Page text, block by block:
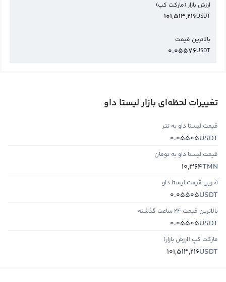
ارزش بازار (مارکت کپ)
USDT
101,513,216
بالاترین قیمت
USDT
0.05576
تغییرات لحظه‌ای بازار لیستا داو
قیمت لیستا داو به تتر
USDT
0.05505
قیمت لیستا داو به تومان
TMN
10,364
آخرین قیمت لیستا داو
USDT
0.05505
بالاترین قیمت ۲۴ ساعت گذشته
USDT
0.05505
مارکت کپ (ارزش بازار)
USDT
101,513,216